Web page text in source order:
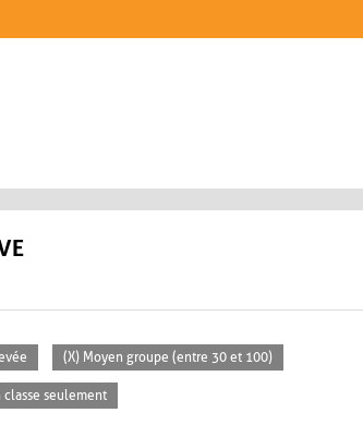
(X) Moyen groupe (entre 30 et 100)
classe seulement